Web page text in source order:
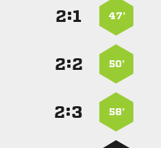
47’
:
50’
:
58’
: